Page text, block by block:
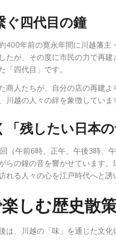
ぐ四代目の鐘
400年前の寛永年間に川越藩
たが、その度に市民の力で再
「四代目」です。
商人たちが、自分の店の再建
川越の人々の絆を象徴していま
「残したい日本の
（午前6時、正午、午後3時、
らの鐘の音を響かせています
れる人々の心を江戸時代へと誘
しむ歴史散
は、川越の「味」を通じた文化